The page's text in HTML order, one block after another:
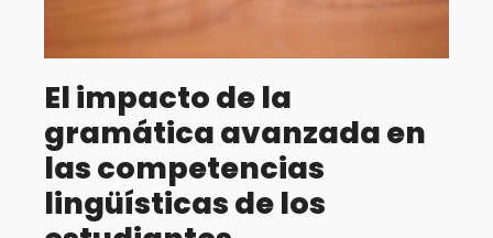
El impacto de la
gramática avanzada en
las competencias
lingüísticas de los